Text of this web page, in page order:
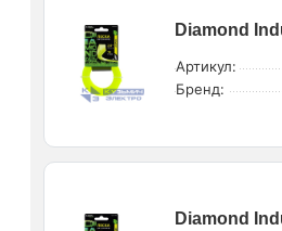
Diamond
Артикул:
Бренд:
Diamond